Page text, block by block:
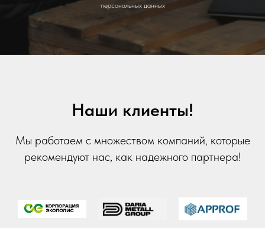
персональных данных
Наши клиенты!
Мы работаем с множеством компаний, которые
рекомендуют нас, как надежного партнера!